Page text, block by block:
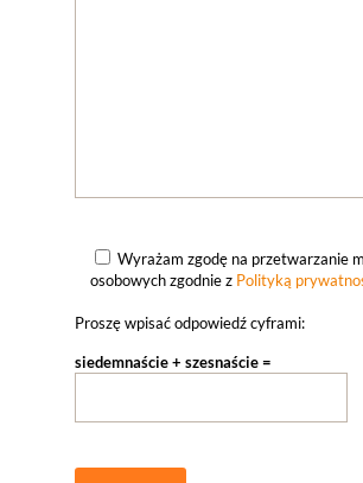
Wyrażam zgodę na przetwarzanie
osobowych zgodnie z Polityką
Proszę wpisać odpowiedź cyframi:
siedemnaście + szesnaście =